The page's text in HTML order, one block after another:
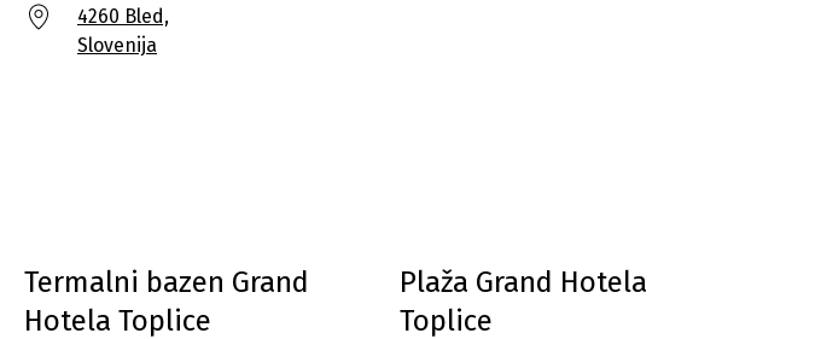
4260 Bled,
Slovenija
Termalni bazen Grand
Hotela Toplice
Plaža Grand Hotela
Toplice